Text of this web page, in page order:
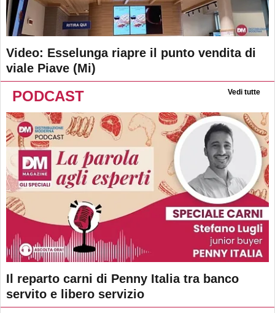
Video: Esselunga riapre il punto vendita di
viale Piave (Mi)
PODCAST Vedi tutte
Il reparto carni di Penny Italia tra banco
servito e libero servizio